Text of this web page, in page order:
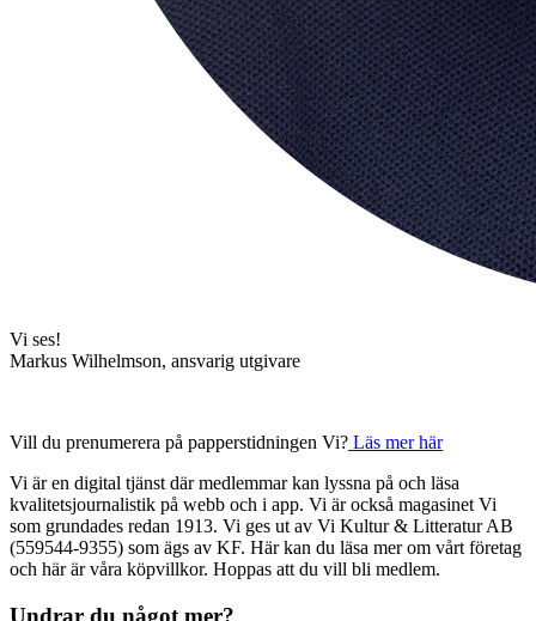
Vi ses!
Markus Wilhelmson, ansvarig utgivare
Vill du prenumerera på papperstidningen Vi? Läs mer här
Vi är en digital tjänst där medlemmar kan lyssna på och läsa
kvalitetsjournalistik på webb och i app. Vi är också magasinet Vi
som grundades redan 1913. Vi ges ut av Vi Kultur & Litteratur AB
(559544-9355) som ägs av KF. Här kan du läsa mer om vårt företag
och här är våra köpvillkor. Hoppas att du vill bli medlem.
Undrar du något mer?